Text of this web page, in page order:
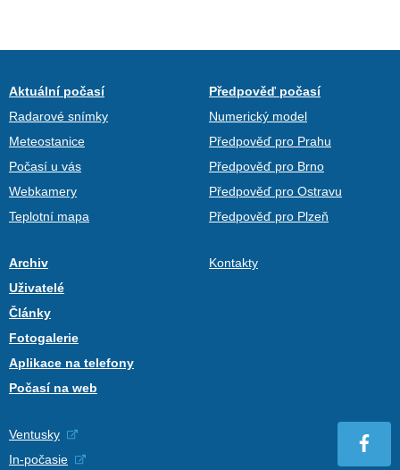
Aktuální počasí
Radarové snímky
Meteostanice
Počasí u vás
Webkamery
Teplotní mapa
Předpověď počasí
Numerický model
Předpověď pro Prahu
Předpověď pro Brno
Předpověď pro Ostravu
Předpověď pro Plzeň
Archiv
Uživatelé
Články
Fotogalerie
Aplikace na telefony
Počasí na web
Kontakty
Ventusky
In-počasie